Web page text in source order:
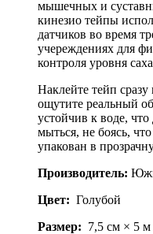
мышечных и
кинезио тейпы
датчиков во время
учереждениях для
контроля уровня
Наклейте тейп
ощутите реальный
устойчив к воде,
мыться, не боясь,
упакован в
Производитель:
Цвет: Голубой
Размер: 7,5 см × 5 м